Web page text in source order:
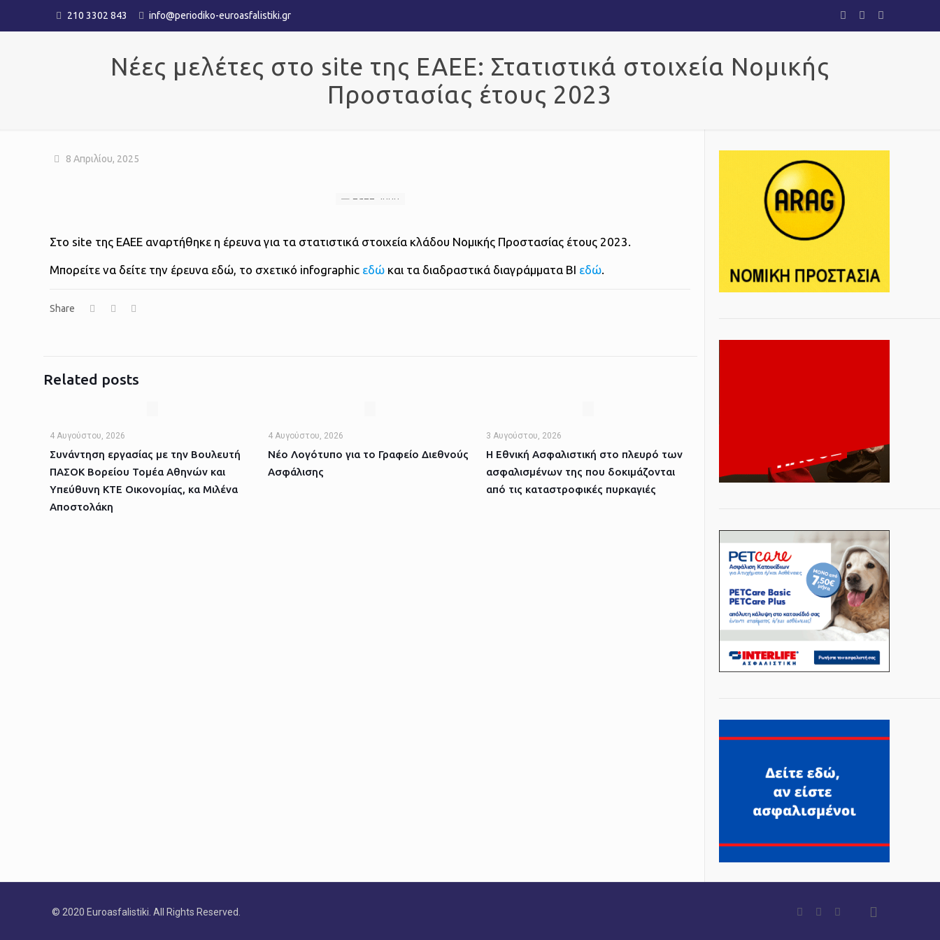
210 3302 843 info@periodiko-euroasfalistiki.gr
Νέες μελέτες στο site της ΕΑΕΕ: Στατιστικά στοιχεία Νομικής
Προστασίας έτους 2023
8 Απριλίου, 2025
Στο site της ΕΑΕΕ αναρτήθηκε η έρευνα για τα στατιστικά στοιχεία κλάδου Νομικής Προστασίας έτους 2023.
Μπορείτε να δείτε την έρευνα εδώ, το σχετικό infographic εδώ και τα διαδραστικά διαγράμματα BI εδώ.
Share
Related posts
4 Αυγούστου, 2026
Συνάντηση εργασίας με την Βουλευτή
ΠΑΣΟΚ Βορείου Τομέα Αθηνών και
Υπεύθυνη ΚΤΕ Οικονομίας, κα Μιλένα
Αποστολάκη
4 Αυγούστου, 2026
Νέο Λογότυπο για το Γραφείο Διεθνούς
Ασφάλισης
3 Αυγούστου, 2026
Η Εθνική Ασφαλιστική στο πλευρό των
ασφαλισμένων της που δοκιμάζονται
από τις καταστροφικές πυρκαγιές
© 2020 Euroasfalistiki. All Rights Reserved.